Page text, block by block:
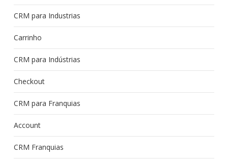
CRM para Industrias
Carrinho
CRM para Indústrias
Checkout
CRM para Franquias
Account
CRM Franquias